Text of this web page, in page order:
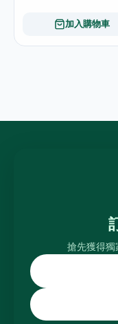
加入購物車
搶先獲得獨